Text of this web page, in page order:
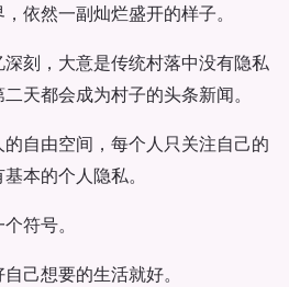
依然一副灿烂盛开的样子。
刻，大意是传统村落中没有隐私
天都会成为村子的头条新闻。
自由空间，每个人只关注自己的
本的个人隐私。
符号。
己想要的生活就好。